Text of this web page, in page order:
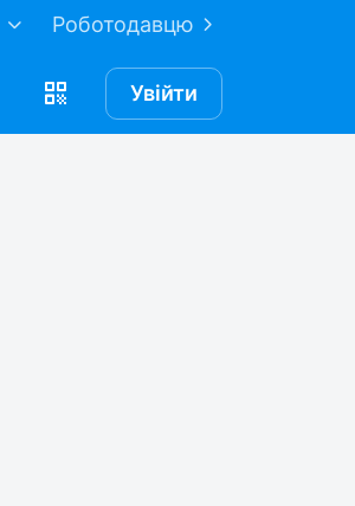
Роботодавцю
Увійти